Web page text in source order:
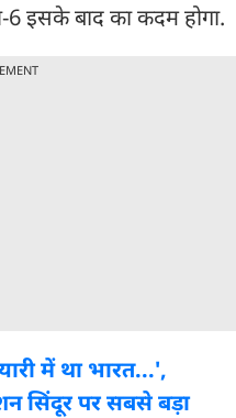
इसके बाद का कदम होगा.
में था भारत...',
सिंदूर पर सबसे बड़ा